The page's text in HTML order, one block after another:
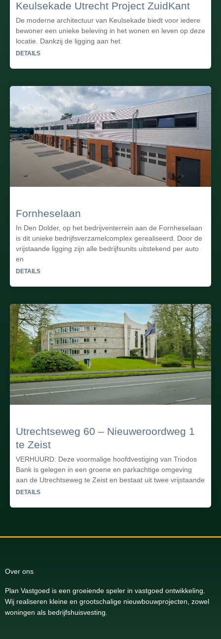
Keulsekade Utrecht Project ZuidKant
De moderne architectuur van Keulsekade biedt voor iedere
bewoner een unieke beleving in het wonen en leven op deze
locatie. Dankzij de ligging aan het
DETAILS
Fornheselaan
In Den Dolder, op het bedrijventerrein aan de Fornheselaan
is dit unieke bedrijfsverzamelcomplex gerealiseerd. Door de
vrijstaande ligging zijn alle bedrijfsunits uitstekend per auto
en
DETAILS
Utrechtseweg 60 – Nieuweroordweg 1
te Zeist
VERHUURD: Deze voormalige hoofdvestiging van Triodos
Bank is gelegen in een groene en parkachtige omgeving
aan de Utrechtseweg te Zeist en bestaat uit twee vrijstaande
DETAILS
Over ons
Plan Vastgoed is een groeiende speler in vastgoed ontwikkeling.
Wij realiseren kleine en grootschalige nieuwbouwprojecten, zowel
woningen als bedrijfshuisvesting.